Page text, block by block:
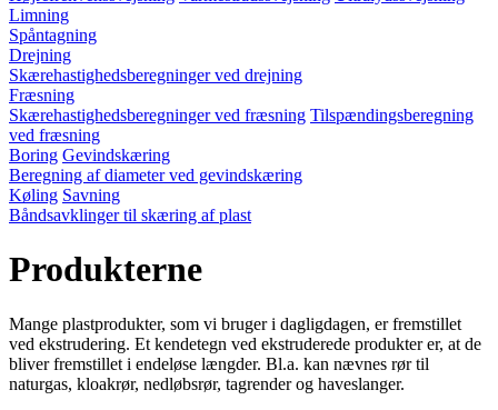
Limning
Spåntagning
Drejning
Skærehastighedsberegninger ved drejning
Fræsning
Skærehastighedsberegninger ved fræsning Tilspændingsberegning
ved fræsning
Boring Gevindskæring
Beregning af diameter ved gevindskæring
Køling Savning
Båndsavklinger til skæring af plast
Produkterne
Mange plastprodukter, som vi bruger i dagligdagen, er fremstillet
ved ekstrudering. Et kendetegn ved ekstruderede produkter er, at de
bliver fremstillet i endeløse længder. Bl.a. kan nævnes rør til
naturgas, kloakrør, nedløbsrør, tagrender og haveslanger.